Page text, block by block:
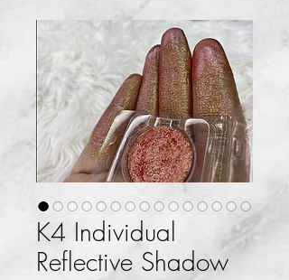
K4 Individual
Reflective Shadow